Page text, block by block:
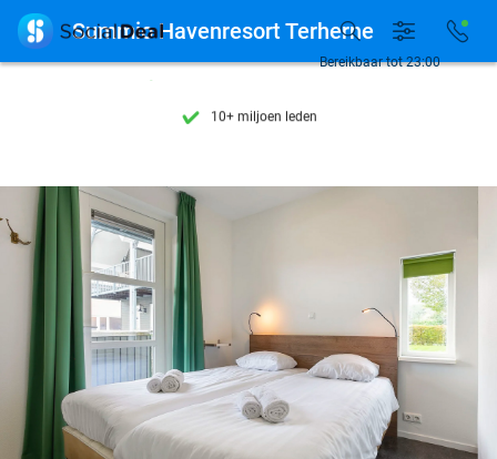
7 dagen per week beschikbaar
7 dagen per week beschikbaar
Bereikbaar tot 23:00
 Summio Havenresort Terherne